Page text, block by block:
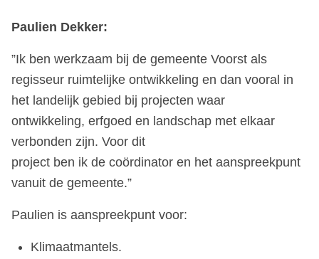
Paulien Dekker:
”Ik ben werkzaam bij de gemeente Voorst als
regisseur ruimtelijke ontwikkeling en dan vooral in
het landelijk gebied bij projecten waar
ontwikkeling, erfgoed en landschap met elkaar
verbonden zijn. Voor dit
project ben ik de coördinator en het aanspreekpunt
vanuit de gemeente.”
Paulien is aanspreekpunt voor:
Klimaatmantels.